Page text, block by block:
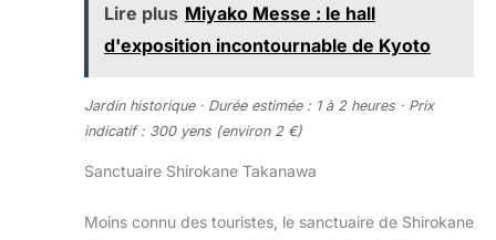
Lire plus Miyako Messe : le hall
d'exposition incontournable de Kyoto
Jardin historique · Durée estimée : 1 à 2 heures · Prix
indicatif : 300 yens (environ 2 €)
Sanctuaire Shirokane Takanawa
Moins connu des touristes, le sanctuaire de Shirokane